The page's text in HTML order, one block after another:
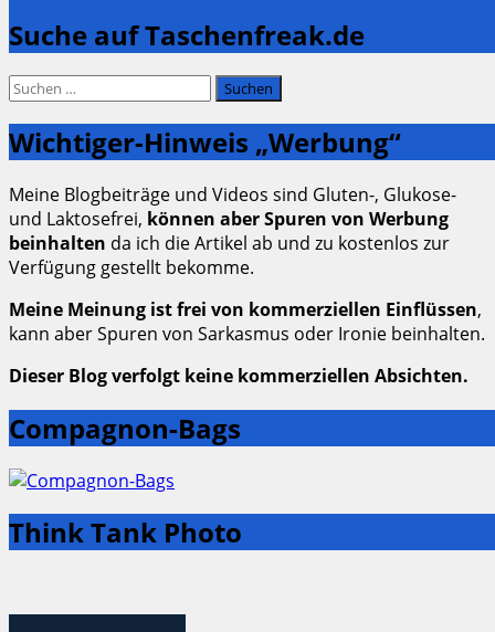
Suche auf Taschenfreak.de
Suchen
Wichtiger-Hinweis „Werbung“
Meine Blogbeiträge und Videos sind Gluten-, Glukose-
und Laktosefrei, können aber Spuren von Werbung
beinhalten da ich die Artikel ab und zu kostenlos zur
Verfügung gestellt bekomme.
Meine Meinung ist frei von kommerziellen Einflüssen,
kann aber Spuren von Sarkasmus oder Ironie beinhalten.
Dieser Blog verfolgt keine kommerziellen Absichten.
Compagnon-Bags
Think Tank Photo